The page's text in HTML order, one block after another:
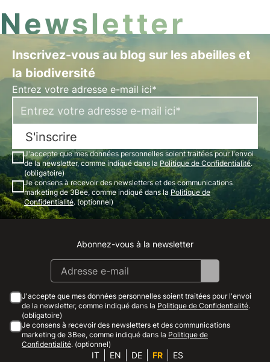
Newsletter
Inscrivez-vous au blog sur les abeilles et
la biodiversité
Entrez votre adresse e-mail ici*
S'inscrire
J'accepte que mes données personnelles soient traitées pour l'envoi
de la newsletter, comme indiqué dans la Politique de Confidentialité.
(obligatoire)
Je consens à recevoir des newsletters et des communications
marketing de 3Bee, comme indiqué dans la Politique de
Confidentialité. (optionnel)
Instagram
Facebook
Linkedin
Youtube
Abonnez-vous à la newsletter
J'accepte que mes données personnelles soient traitées pour l'envoi
de la newsletter, comme indiqué dans la Politique de Confidentialité.
(obligatoire)
Je consens à recevoir des newsletters et des communications
marketing de 3Bee, comme indiqué dans la Politique de
Confidentialité. (optionnel)
IT EN DE FR ES